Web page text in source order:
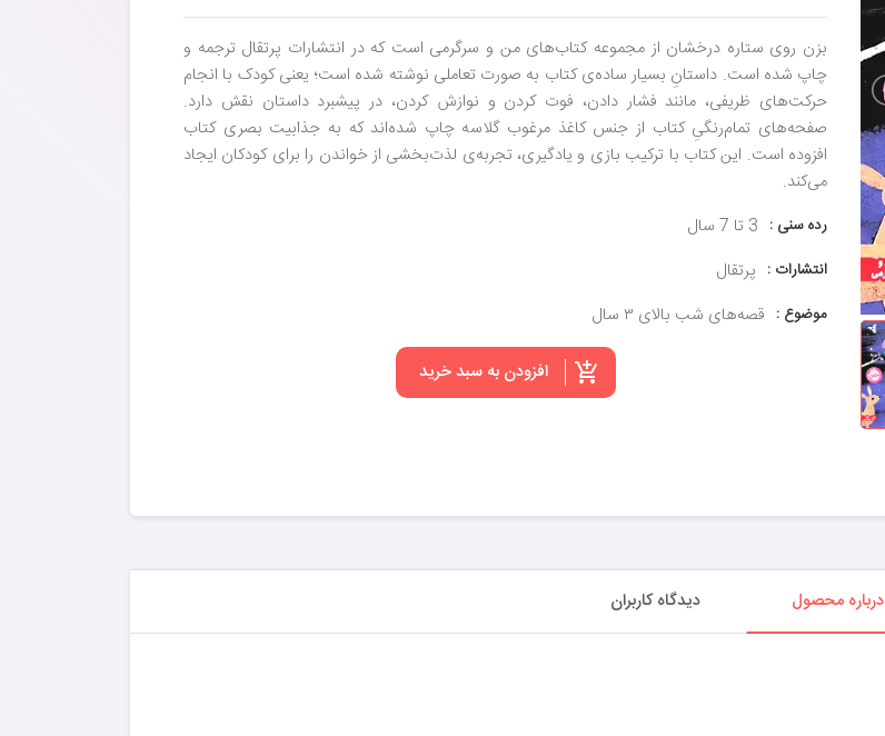
بزن روی ستاره درخشان از مجموعه کتاب‌های من و سرگرمی است که در انتشارات پرتقال ترجمه و
چاپ شده است. داستانِ بسیار ساده‌ی کتاب به صورت تعاملی نوشته شده است؛ یعنی کودک با انجام
حرکت‌های ظریفی، مانند فشار دادن، فوت کردن و نوازش کردن، در پیشبرد داستان نقش دارد.
صفحه‌های تمام‌رنگیِ کتاب از جنس کاغذ مرغوب گلاسه چاپ شده‌اند که به جذابیت بصری کتاب
افزوده است. این کتاب با ترکیب بازی و یادگیری، تجربه‌ی لذت‌بخشی از خواندن را برای کودکان ایجاد
می‌کند.
رده سنی : 3 تا 7 سال
انتشارات : پرتقال
موضوع : قصه‌های شب بالای ۳ سال
افزودن به سبد خرید
درباره محصول دیدگاه کاربران